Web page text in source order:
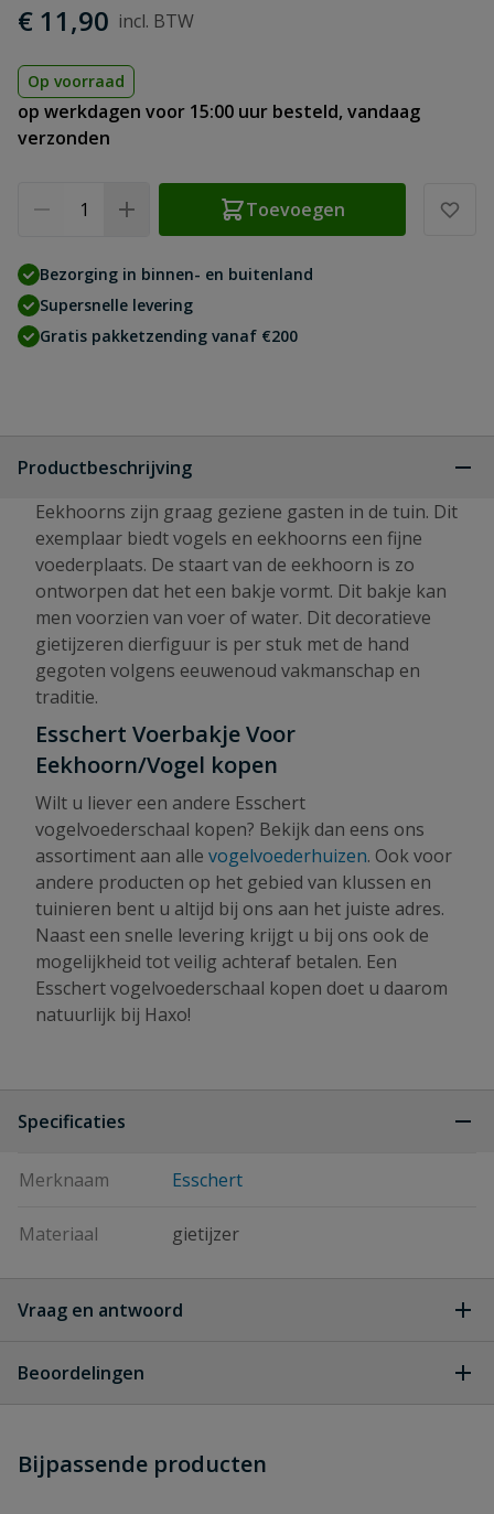
€ 11,90
Op voorraad
op werkdagen voor 15:00 uur besteld, vandaag
verzonden
Toevoegen
Bezorging in binnen- en buitenland
Supersnelle levering
Gratis pakketzending vanaf €200
Productbeschrijving
Eekhoorns zijn graag geziene gasten in de tuin. Dit
exemplaar biedt vogels en eekhoorns een fijne
voederplaats. De staart van de eekhoorn is zo
ontworpen dat het een bakje vormt. Dit bakje kan
men voorzien van voer of water. Dit decoratieve
gietijzeren dierfiguur is per stuk met de hand
gegoten volgens eeuwenoud vakmanschap en
traditie.
Esschert Voerbakje Voor
Eekhoorn/Vogel kopen
Wilt u liever een andere Esschert
vogelvoederschaal kopen? Bekijk dan eens ons
assortiment aan alle vogelvoederhuizen. Ook voor
andere producten op het gebied van klussen en
tuinieren bent u altijd bij ons aan het juiste adres.
Naast een snelle levering krijgt u bij ons ook de
mogelijkheid tot veilig achteraf betalen. Een
Esschert vogelvoederschaal kopen doet u daarom
natuurlijk bij Haxo!
Specificaties
Merknaam Esschert
Materiaal gietijzer
Vraag en antwoord
dit product?
Beoordelingen
Schrijf zelf een beoordeling
Bijpassende producten